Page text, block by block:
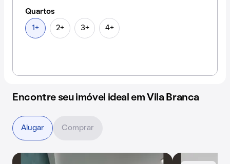
Quartos
1+ 2+ 3+ 4+
Encontre seu imóvel ideal em Vila Branca
Alugar Comprar